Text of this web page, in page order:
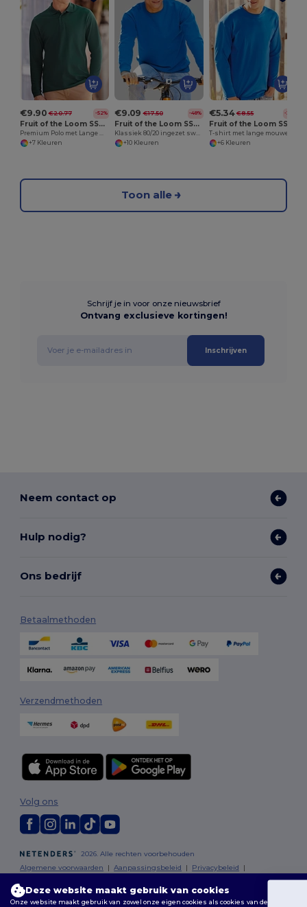
€9.90 €20.77 -52%
Fruit of the Loom SS258
+7 Kleuren
€9.09 €17.50 -48%
Fruit of the Loom SS200
+10 Kleuren
€5.34 €8.55 -38%
T-shirt met lange mouwen
+6 Kleuren
Toon alle
Schrijf je in voor onze nieuwsbrief
Ontvang exclusieve kortingen!
Inschrijven
Neem contact op
Hulp nodig?
Ons bedrijf
Betaalmethoden
Verzendmethoden
2026. Alle rechten voorbehouden
Algemene voorwaarden |Aanpassingsbeleid | Privacybeleid |
Volg ons
Deze website maakt gebruik van cookies
Onze website maakt gebruik van zowel onze eigen cookies als cookies van derden om